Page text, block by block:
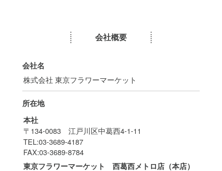
会社概要
会社名
株式会社 東京フラワーマーケット
所在地
本社
〒134-0083 江戸川区中葛西4-1-11
TEL:03-3689-4187
FAX:03-3689-8784
東京フラワーマーケット 西葛西メトロ店（本店）